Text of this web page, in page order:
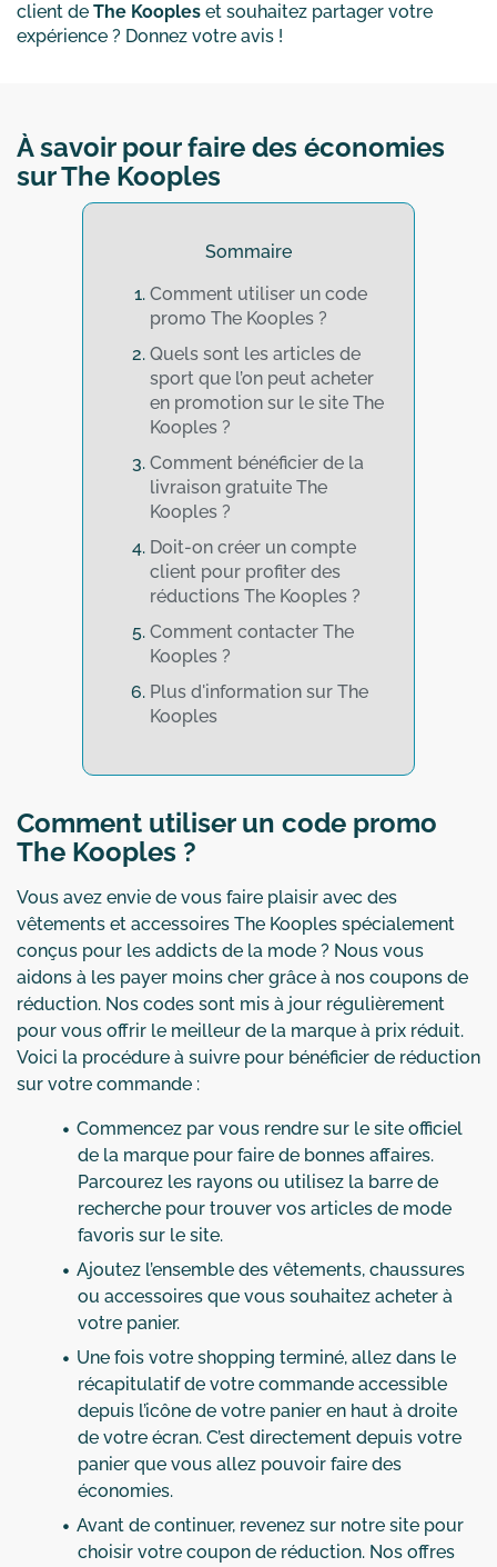
client de The Kooples et souhaitez partager votre
expérience ? Donnez votre avis !
À savoir pour faire des économies
sur The Kooples
Sommaire
Comment utiliser un code
promo The Kooples ?
Quels sont les articles de
sport que l’on peut acheter
en promotion sur le site The
Kooples ?
Comment bénéficier de la
livraison gratuite The
Kooples ?
Doit-on créer un compte
client pour profiter des
réductions The Kooples ?
Comment contacter The
Kooples ?
Plus d'information sur The
Kooples
Comment utiliser un code promo
The Kooples ?
Vous avez envie de vous faire plaisir avec des
vêtements et accessoires The Kooples spécialement
conçus pour les addicts de la mode ? Nous vous
aidons à les payer moins cher grâce à nos coupons de
réduction. Nos codes sont mis à jour régulièrement
pour vous offrir le meilleur de la marque à prix réduit.
Voici la procédure à suivre pour bénéficier de réduction
sur votre commande :
Commencez par vous rendre sur le site officiel
de la marque pour faire de bonnes affaires.
Parcourez les rayons ou utilisez la barre de
recherche pour trouver vos articles de mode
favoris sur le site.
Ajoutez l’ensemble des vêtements, chaussures
ou accessoires que vous souhaitez acheter à
votre panier.
Une fois votre shopping terminé, allez dans le
récapitulatif de votre commande accessible
depuis l’icône de votre panier en haut à droite
de votre écran. C’est directement depuis votre
panier que vous allez pouvoir faire des
économies.
Avant de continuer, revenez sur notre site pour
choisir votre coupon de réduction. Nos offres